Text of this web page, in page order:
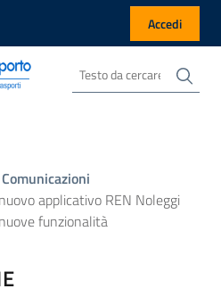
Accedi
Cerca nel sito
Comunicazioni
applicativo REN Noleggi
funzionalità